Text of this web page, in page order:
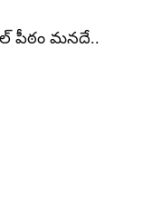
పీఠం మనదే..